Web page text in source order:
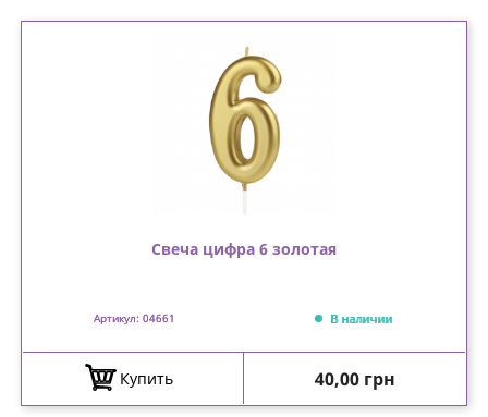
Свеча цифра 6 золотая
Артикул: 04661 В наличии
Купить Цена
40,00 грн